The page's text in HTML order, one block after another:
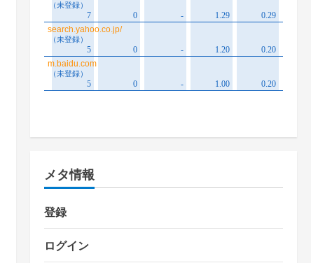
メタ情報
登録
ログイン